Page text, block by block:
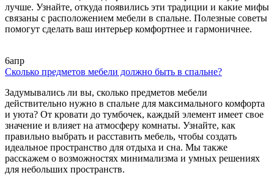
лучше. Узнайте, откуда появились эти традиции и какие мифы
связаны с расположением мебели в спальне. Полезные советы
помогут сделать ваш интерьер комфортнее и гармоничнее.
6апр
Сколько предметов мебели должно быть в спальне?
Задумывались ли вы, сколько предметов мебели
действительно нужно в спальне для максимального комфорта
и уюта? От кровати до тумбочек, каждый элемент имеет свое
значение и влияет на атмосферу комнаты. Узнайте, как
правильно выбрать и расставить мебель, чтобы создать
идеальное пространство для отдыха и сна. Мы также
расскажем о возможностях минимализма и умных решениях
для небольших пространств.